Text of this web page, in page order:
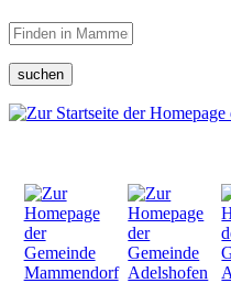
suchen